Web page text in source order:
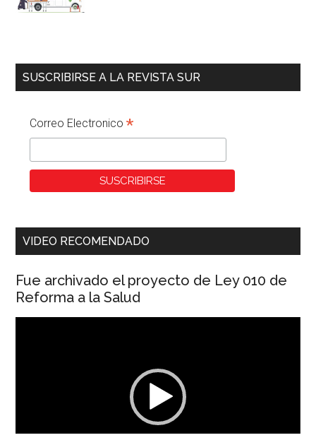
SUSCRIBIRSE A LA REVISTA SUR
Correo Electronico*
VIDEO RECOMENDADO
Fue archivado el proyecto de Ley 010 de
Reforma a la Salud